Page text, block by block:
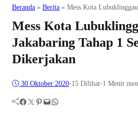
Beranda » Berita » Mess Kota
Mess Kota
Jakabaring Tahap 1
Dikerjakan
30 Oktober 2020•15 Dilihat•1 Menit
Facebook Twitter Pinterest Mail WhatsApp